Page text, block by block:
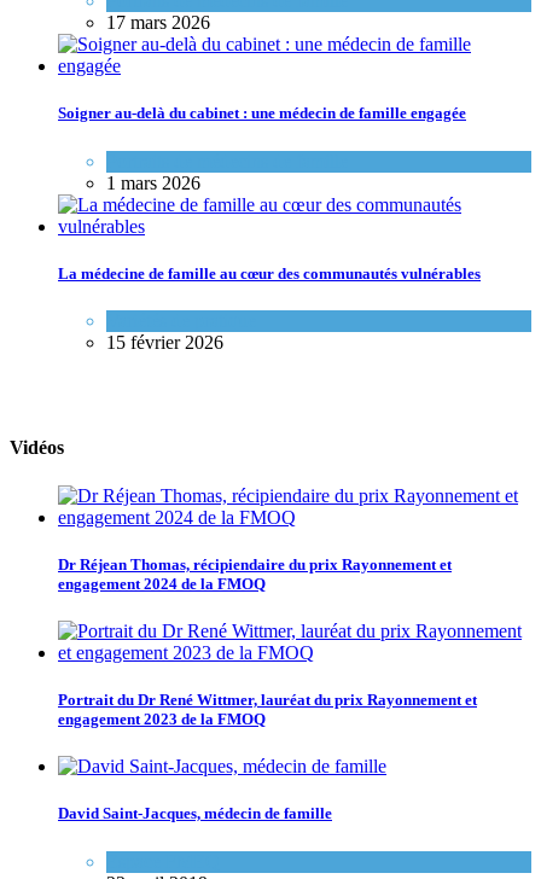
17 mars 2026
Soigner au-delà du cabinet : une médecin de famille engagée
1 mars 2026
La médecine de famille au cœur des communautés vulnérables
15 février 2026
Vidéos
Dr Réjean Thomas, récipiendaire du prix Rayonnement et
engagement 2024 de la FMOQ
Portrait du Dr René Wittmer, lauréat du prix Rayonnement et
engagement 2023 de la FMOQ
David Saint-Jacques, médecin de famille